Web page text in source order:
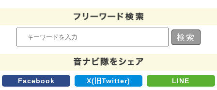
Facebook X(旧Twitter) LINE